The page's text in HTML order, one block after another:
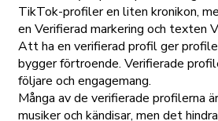
TikTok-profiler en liten kronikon,
en Verifierad markering och texten
Att ha en verifierad profil ger
bygger förtroende. Verifierade
följare och engagemang.
Många av de verifierade profilerna
musiker och kändisar, men det